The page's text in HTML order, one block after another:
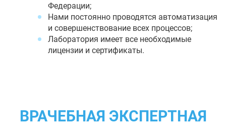
Федерации;
Нами постоянно проводятся автоматизация
и совершенствование всех процессов;
Лаборатория имеет все необходимые
лицензии и сертификаты.
ВРАЧЕБНАЯ ЭКСПЕРТНАЯ